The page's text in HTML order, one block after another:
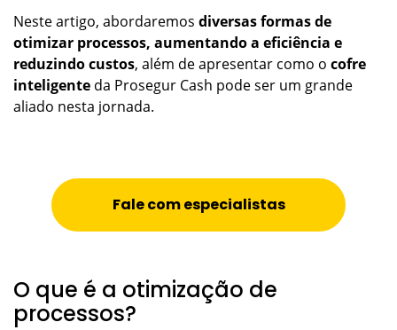
Neste artigo, abordaremos diversas formas de
otimizar processos, aumentando a eficiência e
reduzindo custos, além de apresentar como o cofre
inteligente da Prosegur Cash pode ser um grande
aliado nesta jornada.
Fale com especialistas
O que é a otimização de
processos?